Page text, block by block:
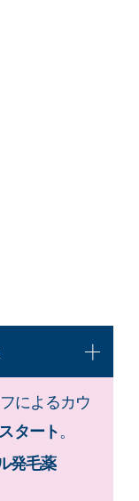
によるカウ
タート。
発毛薬